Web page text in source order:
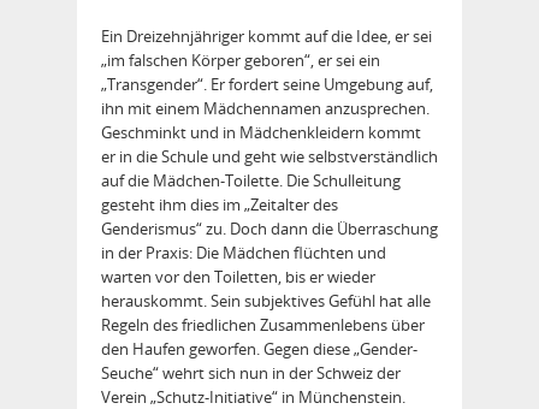
Ein Dreizehnjähriger kommt auf die Idee, er sei
„im falschen Körper geboren“, er sei ein
„Transgender“. Er fordert seine Umgebung auf,
ihn mit einem Mädchennamen anzusprechen.
Geschminkt und in Mädchenkleidern kommt
er in die Schule und geht wie selbstverständlich
auf die Mädchen-Toilette. Die Schulleitung
gesteht ihm dies im „Zeitalter des
Genderismus“ zu. Doch dann die Überraschung
in der Praxis: Die Mädchen flüchten und
warten vor den Toiletten, bis er wieder
herauskommt. Sein subjektives Gefühl hat alle
Regeln des friedlichen Zusammenlebens über
den Haufen geworfen. Gegen diese „Gender-
Seuche“ wehrt sich nun in der Schweiz der
Verein „Schutz-Initiative“ in Münchenstein.